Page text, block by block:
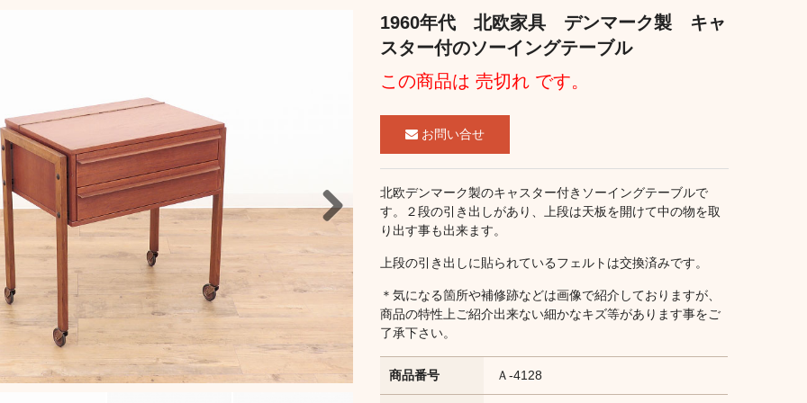
Next
1960年代 北欧家具 デンマーク製 キャ
スター付のソーイングテーブル
この商品は 売切れ です。
お問い合せ
北欧デンマーク製のキャスター付きソーイングテーブルで
す。２段の引き出しがあり、上段は天板を開けて中の物を取
り出す事も出来ます。
上段の引き出しに貼られているフェルトは交換済みです。
＊気になる箇所や補修跡などは画像で紹介しておりますが、
商品の特性上ご紹介出来ない細かなキズ等があります事をご
了承下さい。
商品番号 Ａ-4128